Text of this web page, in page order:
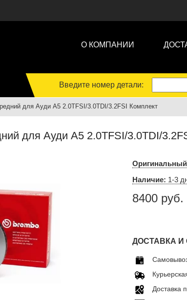
О КОМПАНИИ
Введите номер детали:
для Ауди A5 2.0TFSI/3.0TDI/3.2FSI Комплект
для Ауди A5 2.0TFSI/3.0TDI/
Наличие: 1-3
8400 руб.
ДОСТАВКА
Доставка